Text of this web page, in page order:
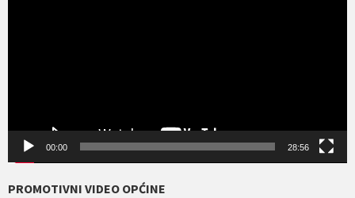
00:00 28:56
PROMOTIVNI VIDEO OPĆINE